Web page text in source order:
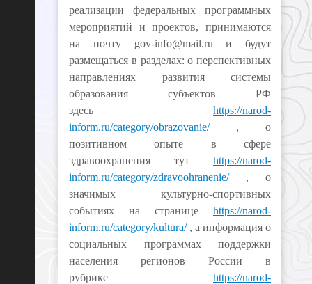
реализации федеральных программных
мероприятий и проектов, принимаются
на почту gov-info@mail.ru и будут
размещаться в разделах: о перспективных
направлениях развития системы
образования субъектов РФ
здесь https://narod-
inform.ru/category/obrazovanie/, о
позитивном опыте в сфере
здравоохранения тут https://narod-
inform.ru/category/zdravoohranenie/, о
значимых культурно-спортивных
событиях на странице https://narod-
inform.ru/category/kultura/, а информация о
социальных программах поддержки
населения регионов России в
рубрике https://narod-